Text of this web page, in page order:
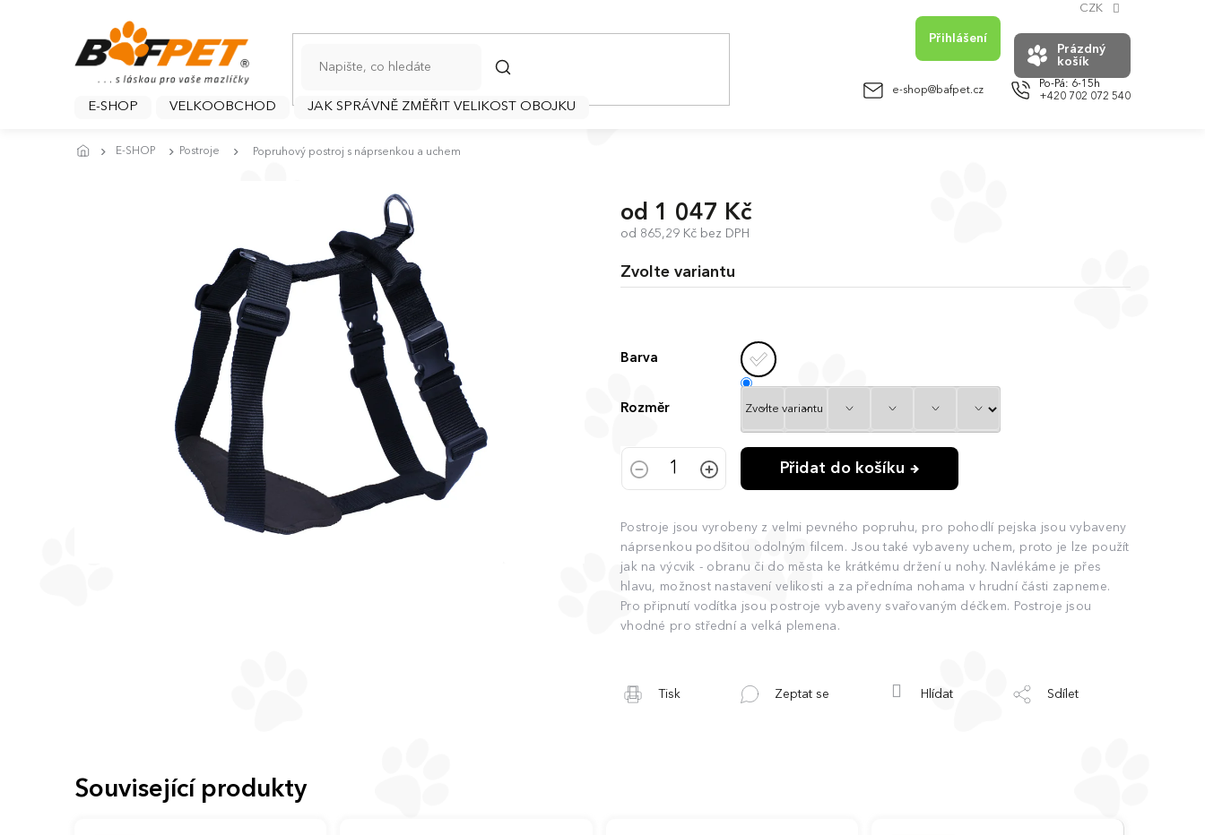
+420 702 072 540
e-shop@bafpet.cz
CZK
Přihlášení
HLEDAT
NÁKUPNÍ
KOŠÍK
Prázdný
košík
E-SHOP VELKOOBCHOD JAK SPRÁVNĚ ZMĚŘIT VELIKOST OBOJKU
E-SHOP Postroje Popruhový postroj s náprsenkou a uchem
od 1 047 Kč
od 865,29 Kč bez DPH
Zvolte variantu
Barva
Rozměr
Přidat do košíku
Postroje jsou vyrobeny z velmi pevného popruhu, pro pohodlí pejska jsou vybaveny
náprsenkou podšitou odolným filcem. Jsou také vybaveny uchem, proto je lze použít
jak na výcvik - obranu či do města ke krátkému držení u nohy. Navlékáme je přes
hlavu, možnost nastavení velikosti a za předníma nohama v hrudní části zapneme.
Pro připnutí vodítka jsou postroje vybaveny svařovaným déčkem. Postroje jsou
vhodné pro střední a velká plemena.
Tisk Zeptat se Hlídat Sdílet
Související produkty